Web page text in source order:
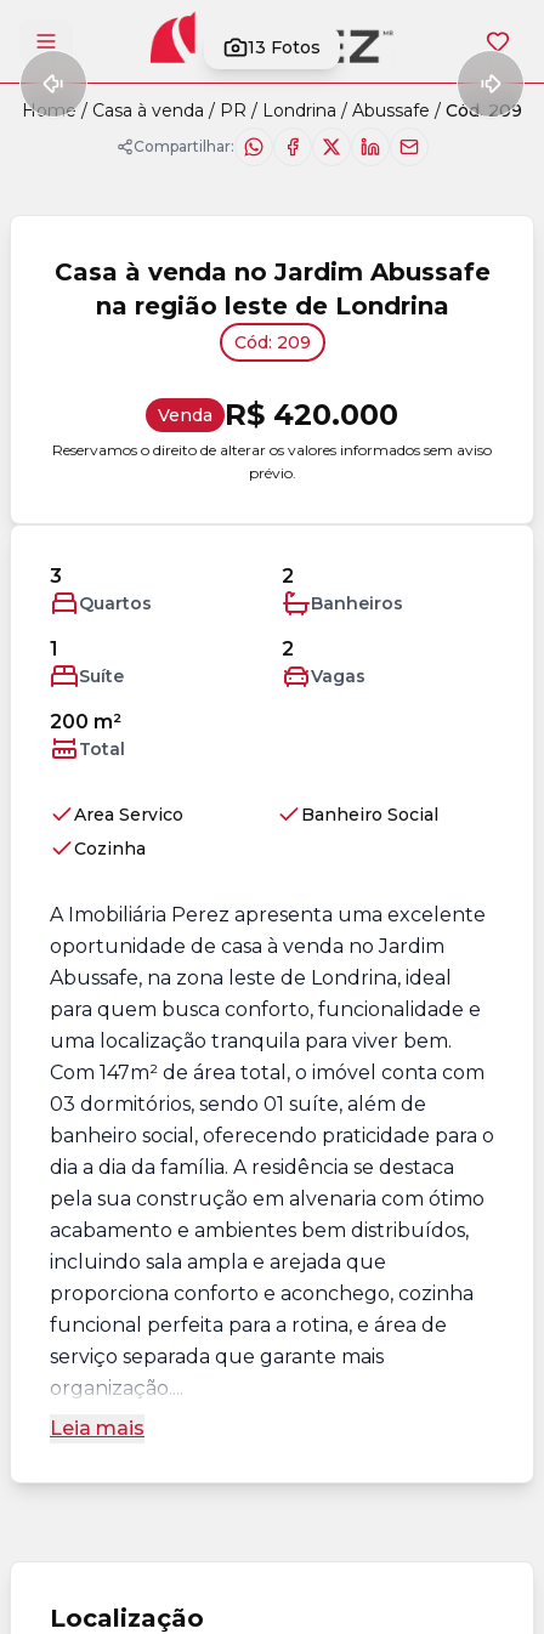
Abrir menu 13 Fotos
Home / Casa à venda / PR / Londrina / Abussafe / Cód. 209
Compartilhar:
Casa à venda no Jardim Abussafe
na região leste de Londrina
Cód: 209
Venda R$ 420.000
Reservamos o direito de alterar os valores informados sem aviso
prévio.
3
Quartos
2
Banheiros
1
Suíte
2
Vagas
200 m²
Total
Area Servico
Banheiro Social
Cozinha
A Imobiliária Perez apresenta uma excelente
oportunidade de casa à venda no Jardim
Abussafe, na zona leste de Londrina, ideal
para quem busca conforto, funcionalidade e
uma localização tranquila para viver bem.
Com 147m² de área total, o imóvel conta com
03 dormitórios, sendo 01 suíte, além de
banheiro social, oferecendo praticidade para o
dia a dia da família. A residência se destaca
pela sua construção em alvenaria com ótimo
acabamento e ambientes bem distribuídos,
incluindo sala ampla e arejada que
proporciona conforto e aconchego, cozinha
funcional perfeita para a rotina, e área de
serviço separada que garante mais
organização....
Leia mais
Localização